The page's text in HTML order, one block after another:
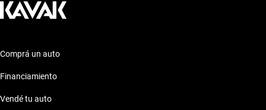
Comprá un auto
Financiamiento
Vendé tu auto